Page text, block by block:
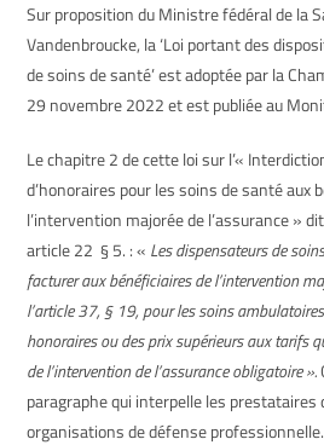
Sur proposition du Ministre fédéral de la
Vandenbroucke, la ‘Loi portant des
de soins de santé’ est adoptée par la
29 novembre 2022 et est publiée au
Le chapitre 2 de cette loi sur l’«
d’honoraires pour les soins de santé aux
l’intervention majorée de l’assurance »
article 22 § 5. : « Les dispensateurs de
facturer aux bénéficiaires de l’intervention
l’article 37, § 19, pour les soins
honoraires ou des prix supérieurs aux tarifs
de l’intervention de l’assurance obligatoire ».
paragraphe qui interpelle les prestataires
organisations de défense professionnelle.